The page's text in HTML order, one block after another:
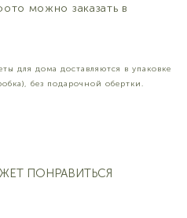
можно заказать в
для дома доставляются в упаковке
без подарочной обертки.
ПОНРАВИТЬСЯ